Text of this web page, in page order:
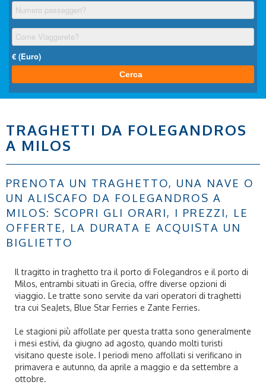
TRAGHETTI DA FOLEGANDROS
A MILOS
PRENOTA UN TRAGHETTO, UNA NAVE O
UN ALISCAFO DA FOLEGANDROS A
MILOS: SCOPRI GLI ORARI, I PREZZI, LE
OFFERTE, LA DURATA E ACQUISTA UN
BIGLIETTO
Il tragitto in traghetto tra il porto di Folegandros e il porto di
Milos, entrambi situati in Grecia, offre diverse opzioni di
viaggio. Le tratte sono servite da vari operatori di traghetti
tra cui SeaJets, Blue Star Ferries e Zante Ferries.
Le stagioni più affollate per questa tratta sono generalmente
i mesi estivi, da giugno ad agosto, quando molti turisti
visitano queste isole. I periodi meno affollati si verificano in
primavera e autunno, da aprile a maggio e da settembre a
ottobre.